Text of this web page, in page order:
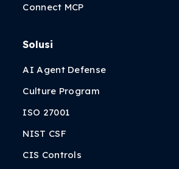
Connect MCP
Solusi
AI Agent Defense
Culture Program
ISO 27001
NIST CSF
CIS Controls